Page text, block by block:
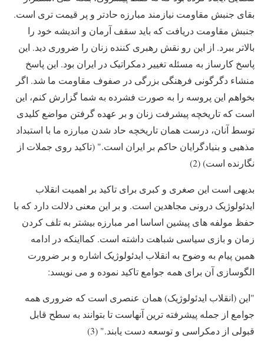
بقای جنبش مقاومت نیازمند مبارزه حادتر و پر قیمت تری است.
جنبش مقاومت دریافت که باید سقف آرمان و اندیشه خود را
بالاتر ببرد. از این رو نقش رهبری کننده زنان را ضروری دید. این
پاسخ کارساز به مسئله تغییر دمکراتیک در ایران بود. این پاسخ
منشاء دگرگونی فرهنگی بزرگی در صفوف مقاومت ما شد. اگر
بخواهم این پروسه را به صورت فشرده به شما گزارش کنم، این
است که تاریخچه پیشرفت زنان و بر عهده گرفتن مواضع کلیدی
توسط آنان، درست همان تاریخچه حاد شدن مبارزه ما با استبداد
مذهبی و بنیادگرایان حاکم بر ایران است." (تاکید روی جملات از
نگارنده است) (2)
بدیهی است این صغری و کبری برای تاکید بر اهمیت انقلاب
ایدئولوژیک درونی مجاهدین است. و بر این معنی دلالت دارد که با
حفظ مولفه های پیشین اساسا امر مبارزه بیشتر به تلف کردن
زمان و بازی سیاسی شباهت داشته است. کمااینکه در ادامه
همین پیام به وضوح به انقلاب ایدئولوژیک اشاره و بر ضرورت
الگوسازی آن برای همه جوامع تاکید نموده و می نویسد:
"این (انقلاب ایدئولوژیک) همان عنصری است که ضروری همه
جوامع از جمله پیشرفته ترین آنهاست تا بتوانند به سطح قابل
قبولی از دمکراسی و توسعه دست یابند." (3)